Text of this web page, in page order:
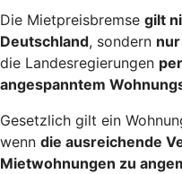
Die Mietpreisbremse gilt
Deutschland, sondern
die Landesregierungen
angespanntem
Gesetzlich gilt ein
wenn die ausreichende
Mietwohnungen zu